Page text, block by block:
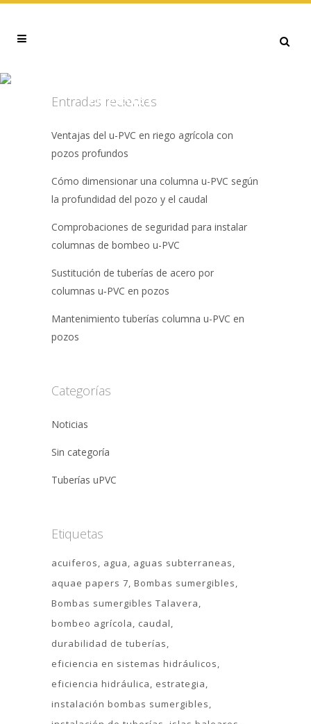
ENERGÉTICOS TAG
Entradas recientes
Ventajas del u-PVC en riego agrícola con
pozos profundos
Cómo dimensionar una columna u-PVC según
la profundidad del pozo y el caudal
Comprobaciones de seguridad para instalar
columnas de bombeo u-PVC
Sustitución de tuberías de acero por
columnas u‑PVC en pozos
Mantenimiento tuberías columna u-PVC en
pozos
Categorías
Noticias
Sin categoría
Tuberías uPVC
Etiquetas
acuiferos agua
aguas subterraneas
aquae papers 7 Bombas sumergibles
Bombas sumergibles Talavera
bombeo agrícola
caudal
durabilidad de tuberías
eficiencia en sistemas hidráulicos
eficiencia hidráulica
estrategia
instalación bombas sumergibles